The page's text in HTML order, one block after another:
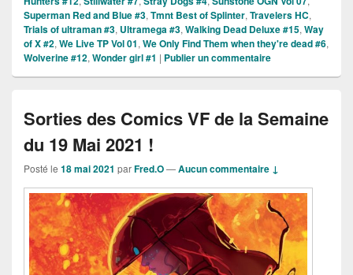
Superman Red and Blue #3,Tmnt Best of Splinter,Travelers HC,
Trials of ultraman #3, Ultramega #3,Walking Dead Deluxe #15,Way
of X #2,We Live TP Vol 01,We Only Find Them when they're dead #6,
Wolverine #12,Wonder girl #1 | Publier un commentaire
Sorties des Comics VF de la Semaine
du 19 Mai 2021 !
Posté le 18 mai 2021 parFred.O—Aucun commentaire ↓